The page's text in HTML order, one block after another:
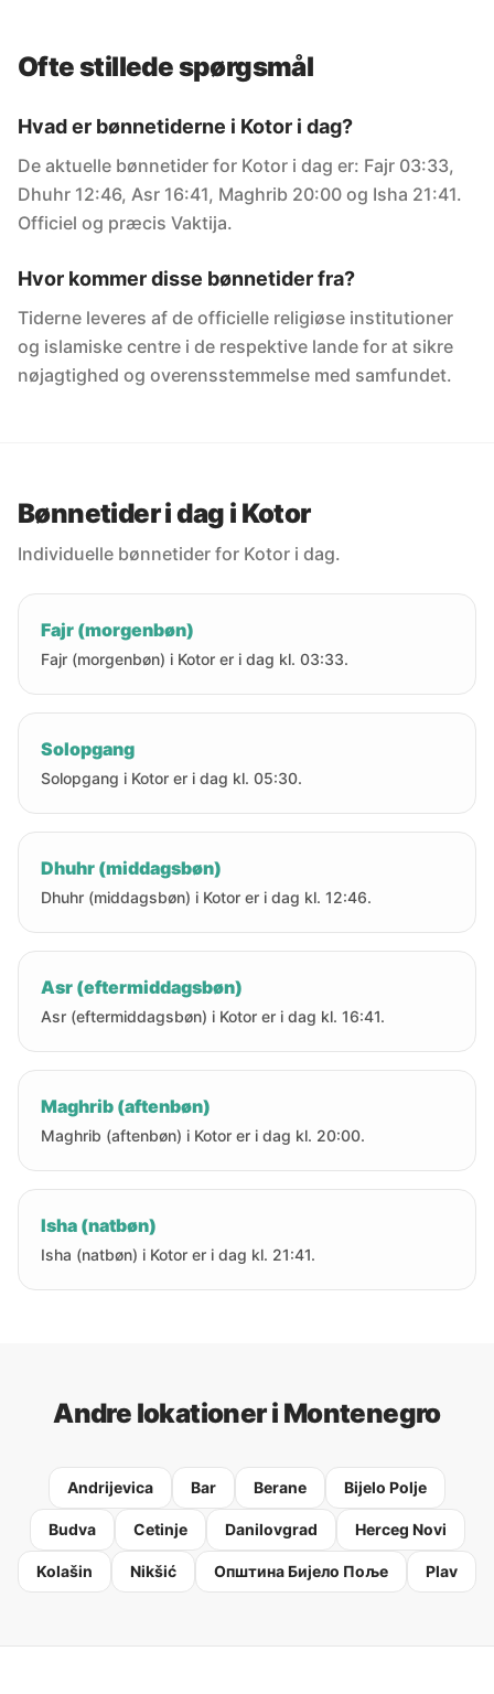
Ofte stillede spørgsmål
Hvad er bønnetiderne i Kotor i dag?
De aktuelle bønnetider for Kotor i dag er: Fajr 03:33,
Dhuhr 12:46, Asr 16:41, Maghrib 20:00 og Isha 21:41.
Officiel og præcis Vaktija.
Hvor kommer disse bønnetider fra?
Tiderne leveres af de officielle religiøse institutioner
og islamiske centre i de respektive lande for at sikre
nøjagtighed og overensstemmelse med samfundet.
Bønnetider i dag i Kotor
Individuelle bønnetider for Kotor i dag.
Fajr (morgenbøn)
Fajr (morgenbøn) i Kotor er i dag kl. 03:33.
Solopgang
Solopgang i Kotor er i dag kl. 05:30.
Dhuhr (middagsbøn)
Dhuhr (middagsbøn) i Kotor er i dag kl. 12:46.
Asr (eftermiddagsbøn)
Asr (eftermiddagsbøn) i Kotor er i dag kl. 16:41.
Maghrib (aftenbøn)
Maghrib (aftenbøn) i Kotor er i dag kl. 20:00.
Isha (natbøn)
Isha (natbøn) i Kotor er i dag kl. 21:41.
Andre lokationer i Montenegro
Andrijevica Bar Berane Bijelo Polje
Budva Cetinje Danilovgrad Herceg Novi
Kolašin Nikšić Oпштина Бијело Поље Plav